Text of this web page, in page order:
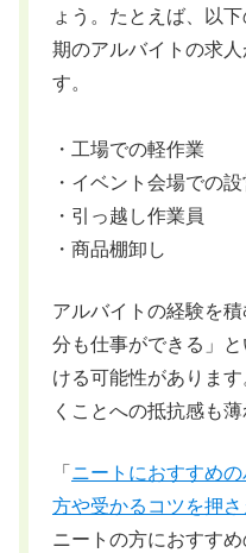
ょう。たとえば、以
期のアルバイトの求
す。
・工場での軽作業
・イベント会場での
・引っ越し作業員
・商品棚卸し
アルバイトの経験を
分も仕事ができる」
ける可能性がありま
くことへの抵抗感も
「 ニートにおすすめ
方や受かるコツを押さ
ニートの方におすす